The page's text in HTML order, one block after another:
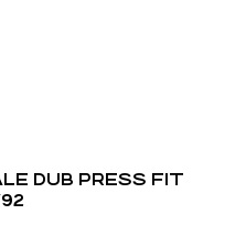
DUB PRESS FIT